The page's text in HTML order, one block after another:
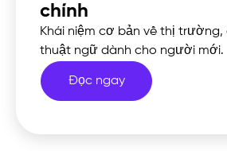
chính
Khái niệm cơ bản về thị
thuật ngữ dành cho người mới.
Đọc ngay